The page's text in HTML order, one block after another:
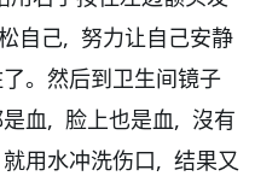
自己, 努力让自己安静
。然后到卫生间镜子
血, 脸上也是血, 沒有
用水冲洗伤口, 结果又